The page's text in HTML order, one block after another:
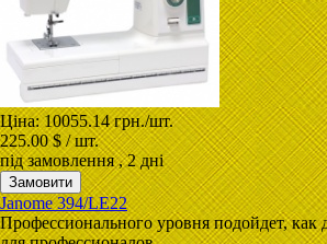
Ціна:10055.14 грн./шт.
225.00 $ / шт.
під замовлення, 2 дні
Janome 394/LE22
Профессионального уровня подойдет, как